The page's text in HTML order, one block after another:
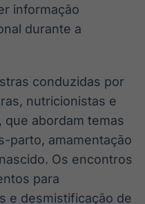
de
plataforma para
de investimento
Em breve Em breve
Gestão de
Em breve
Tokenização
Em breve
informação
durante a
conduzidas por
nutricionistas e
abordam temas
parto, amamentação
Os encontros
para
e desmistificação de